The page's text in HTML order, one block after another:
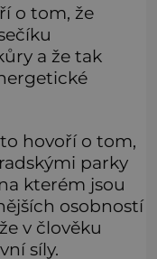
o tom, že
a že tak
hovoří o tom,
parky
kterém jsou
osobností
v člověku
síly.